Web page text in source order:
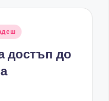
достъп до